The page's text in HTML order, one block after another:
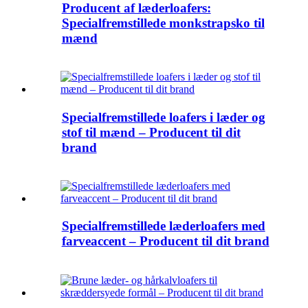
Producent af læderloafers:
Specialfremstillede monkstrapsko til
mænd
Specialfremstillede loafers i læder og
stof til mænd – Producent til dit
brand
Specialfremstillede læderloafers med
farveaccent – ​​Producent til dit brand